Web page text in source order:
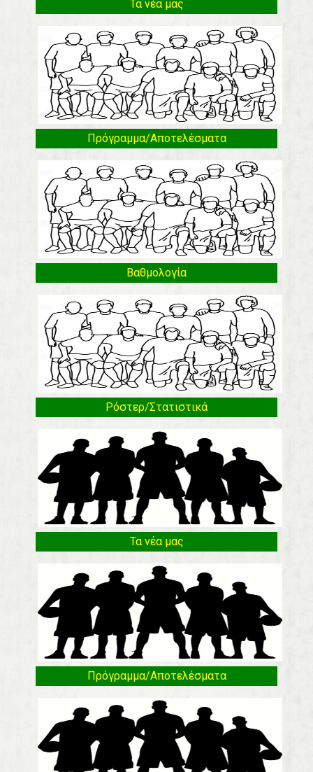
Τα νέα μας
Πρόγραμμα/Αποτελέσματα
Βαθμολογία
Ρόστερ/Στατιστικά
Τα νέα μας
Πρόγραμμα/Αποτελέσματα